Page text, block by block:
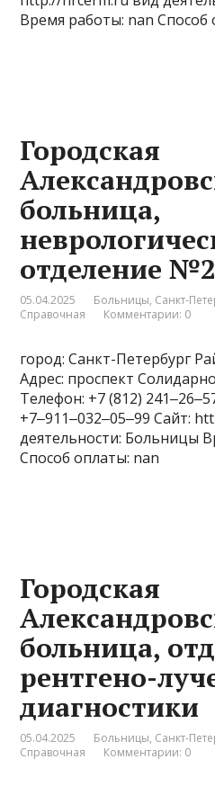
Время работы: nan Способ
Городская
больница,
отделение №2
05.04.2025 Больницы, Санкт-
Справочная
Комментарии: 0
город: Санкт-Петербург
Адрес: проспект
Телефон: +7 (812)
+7‒911‒032‒05‒99 Сайт:
деятельности: Больницы
Способ оплаты: nan
Городская
больница,
рентгено-
диагностики
05.04.2025 Больницы, Санкт-
Справочная
Комментарии: 0